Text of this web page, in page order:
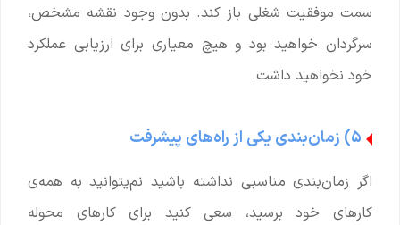
سمت موفقیت شغلی باز کند. بدون وجود نقشه مشخص،
سرگردان خواهید بود و هیچ معیاری برای ارزیابی عملکرد
خود نخواهید داشت.
۵) زمان‌بندی یکی از راه‌های پیشرفت
اگر زمان‌بندی مناسبی نداشته باشید نم‌یتوانید به همه‌ی
کارهای خود برسید، سعی کنید برای کارهای محوله